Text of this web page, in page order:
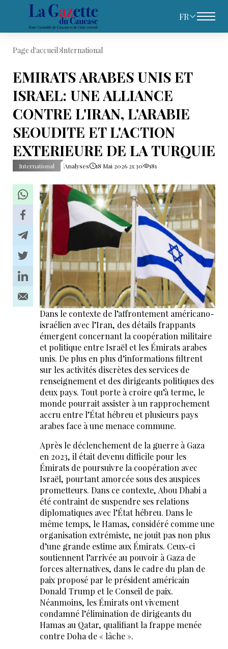
FR
Page d'accueil International
EMIRATS ARABES UNIS ET
ISRAEL: UNE ALLIANCE
CONTRE L'IRAN, L'ARABIE
SEOUDITE ET L'ACTION
EXTERIEURE DE LA TURQUIE
International Analyses 18 Mai 2026 21:30 181
Dans le contexte de l’affrontement américano-
israélien avec l’Iran, des détails frappants
émergent concernant la coopération militaire
et politique entre Israël et les Émirats arabes
unis. De plus en plus d’informations filtrent
sur les activités discrètes des services de
renseignement et des dirigeants politiques des
deux pays. Tout porte à croire qu’à terme, le
monde pourrait assister à un rapprochement
accru entre l’État hébreu et plusieurs pays
arabes face à une menace commune.
Après le déclenchement de la guerre à Gaza
en 2023, il était devenu difficile pour les
Émirats de poursuivre la coopération avec
Israël, pourtant amorcée sous des auspices
prometteurs. Dans ce contexte, Abou Dhabi a
été contraint de suspendre ses relations
diplomatiques avec l’État hébreu. Dans le
même temps, le Hamas, considéré comme une
organisation extrémiste, ne jouit pas non plus
d’une grande estime aux Émirats. Ceux-ci
soutiennent l’arrivée au pouvoir à Gaza de
forces alternatives, dans le cadre du plan de
paix proposé par le président américain
Donald Trump et le Conseil de paix.
Néanmoins, les Émirats ont vivement
condamné l’élimination de dirigeants du
Hamas au Qatar, qualifiant la frappe menée
contre Doha de « lâche ».